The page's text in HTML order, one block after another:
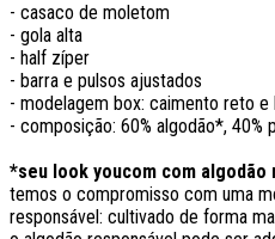
- casaco de moletom
- gola alta
- half zíper
- barra e pulsos ajustados
- modelagem box: caimento reto
- composição: 60% algodão*, 40%
*seu look youcom com algodão
temos o compromisso com uma
responsável: cultivado de forma